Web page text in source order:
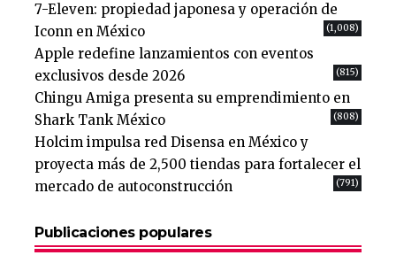
7-Eleven: propiedad japonesa y operación de
Iconn en México
(1,008)
Apple redefine lanzamientos con eventos
exclusivos desde 2026
(815)
Chingu Amiga presenta su emprendimiento en
Shark Tank México
(808)
Holcim impulsa red Disensa en México y
proyecta más de 2,500 tiendas para fortalecer el
mercado de autoconstrucción
(791)
Publicaciones populares